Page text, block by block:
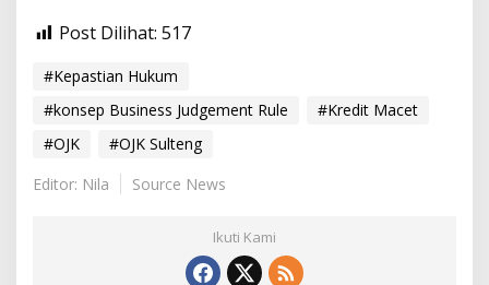
Post Dilihat: 517
#Kepastian Hukum
#konsep Business Judgement Rule
#Kredit Macet
#OJK
#OJK Sulteng
Editor: Nila
Source News
Ikuti Kami